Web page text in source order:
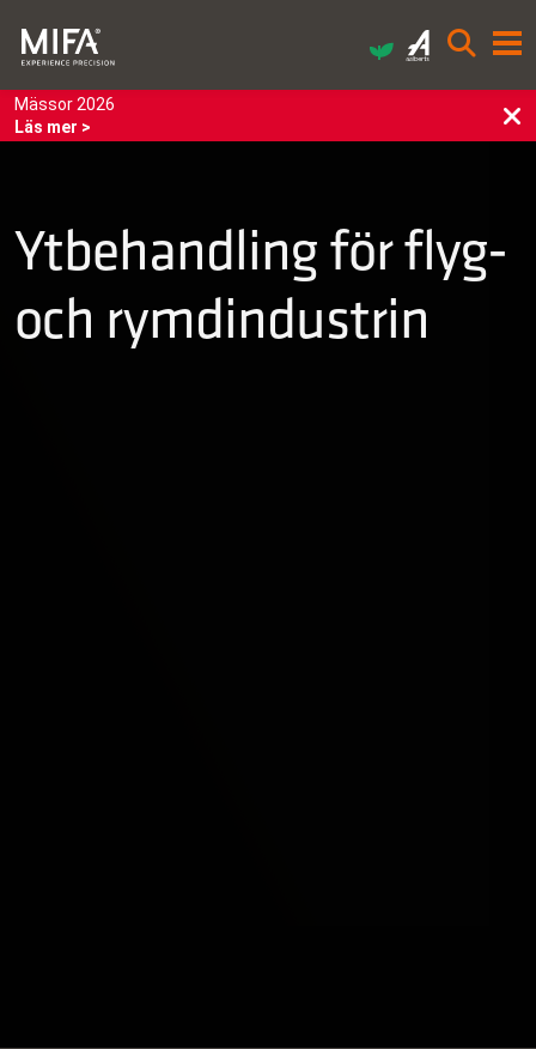
Mässor 2026
Läs mer >
Ytbehandling för flyg‑
och rymdindustrin